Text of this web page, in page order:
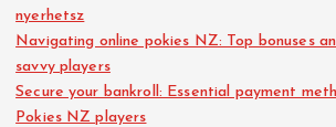
nyerhetsz
Navigating online pokies NZ: Top bonuses
savvy players
Secure your bankroll: Essential payment
Pokies NZ players